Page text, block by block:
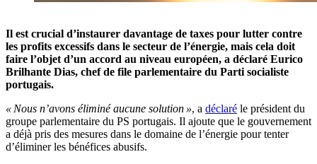
Il est crucial d’instaurer davantage de taxes pour lutter contre
les profits excessifs dans le secteur de l’énergie, mais cela doit
faire l’objet d’un accord au niveau européen, a déclaré Eurico
Brilhante Dias, chef de file parlementaire du Parti socialiste
portugais.
« Nous n’avons éliminé aucune solution », a déclaré le président du
groupe parlementaire du PS portugais. Il ajoute que le gouvernement
a déjà pris des mesures dans le domaine de l’énergie pour tenter
d’éliminer les bénéfices abusifs.